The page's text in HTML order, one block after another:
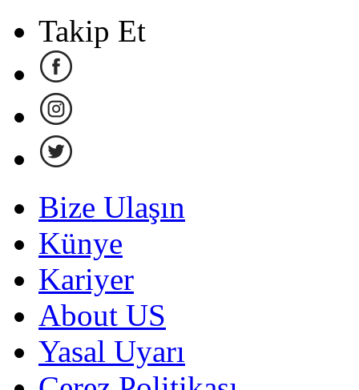
Takip Et
Bize Ulaşın
Künye
Kariyer
About US
Yasal Uyarı